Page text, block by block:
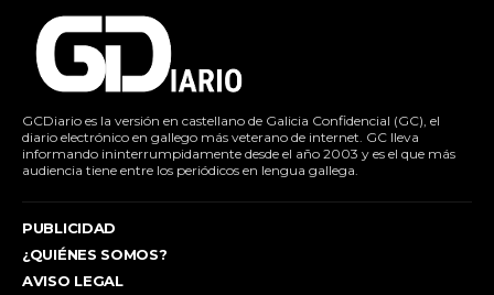
GCDiario es la versión en castellano de Galicia Confidencial (GC), el
diario electrónico en gallego más veterano de internet. GC lleva
informando ininterrumpidamente desde el año 2003 y es el que más
audiencia tiene entre los periódicos en lengua gallega.
PUBLICIDAD
¿QUIÉNES SOMOS?
AVISO LEGAL